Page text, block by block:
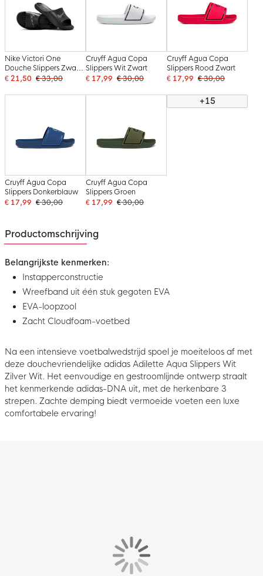
Nike Victori One
Douche Slippers Zwart
Wit
€ 21,50 € 33,00
Cruyff Agua Copa
Slippers Wit Zwart
€ 17,99 € 30,00
Cruyff Agua Copa
Slippers Rood Zwart
€ 17,99 € 30,00
Cruyff Agua Copa
Slippers Donkerblauw
€ 17,99 € 30,00
Cruyff Agua Copa
Slippers Groen
€ 17,99 € 30,00
+15
Productomschrijving
Belangrijkste kenmerken:
Instapperconstructie
Wreefband uit één stuk gegoten EVA
EVA-loopzool
Zacht Cloudfoam-voetbed
Na een intensieve voetbalwedstrijd spoel je moeiteloos af met
deze douchevriendelijke adidas Adilette Aqua Slippers Wit
Zilver Wit. Het eenvoudige en gestroomlijnde ontwerp straalt
het kenmerkende adidas-DNA uit, met de herkenbare 3
strepen. Zachte demping biedt vermoeide voeten een luxe
comfortabele ervaring!